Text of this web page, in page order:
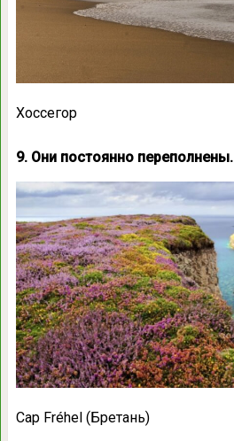
Хоссегор
9. Они постоянно переполнены.
Cap Fréhel (Бретань)